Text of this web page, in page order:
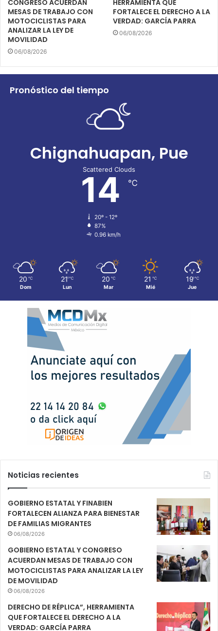
CONGRESO ACUERDAN
MESAS DE TRABAJO CON
MOTOCICLISTAS PARA
ANALIZAR LA LEY DE
MOVILIDAD
06/08/2026
HERRAMIENTA QUE
FORTALECE EL DERECHO A LA
VERDAD: GARCÍA PARRA
06/08/2026
Pronóstico del tiempo
Chignahuapan, Pue
Scattered Clouds
14 ℃
20º - 12º
87%
0.96 km/h
20 ℃
Dom
21 ℃
Lun
20 ℃
Mar
21 ℃
Mié
19 ℃
Jue
Noticias recientes
GOBIERNO ESTATAL Y FINABIEN
FORTALECEN ALIANZA PARA BIENESTAR
DE FAMILIAS MIGRANTES
06/08/2026
GOBIERNO ESTATAL Y CONGRESO
ACUERDAN MESAS DE TRABAJO CON
MOTOCICLISTAS PARA ANALIZAR LA LEY
DE MOVILIDAD
06/08/2026
DERECHO DE RÉPLICA”, HERRAMIENTA
QUE FORTALECE EL DERECHO A LA
VERDAD: GARCÍA PARRA